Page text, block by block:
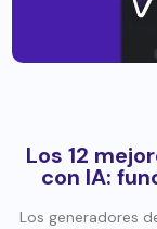
Los 12
con IA:
Los generadores